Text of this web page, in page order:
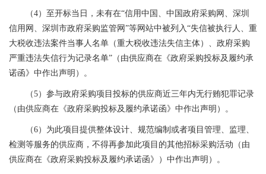
（4）至开标当日，未有在“信用中国、中国政府采购网、深圳
信用网、深圳市政府采购监管网”等网站中被列入“失信被执行人、重
大税收违法案件当事人名单（重大税收违法失信主体）、政府采购
严重违法失信行为记录名单”（由供应商在《政府采购投标及履约承
诺函》中作出声明）。
（5）参与政府采购项目投标的供应商近三年内无行贿犯罪记录
（由供应商在《政府采购投标及履约承诺函》中作出声明）。
（6）为此项目提供整体设计、规范编制或者项目管理、监理、
检测等服务的供应商，不得再参加此项目的其他招标采购活动（由
供应商在《政府采购投标及履约承诺函》）中作出声明）。